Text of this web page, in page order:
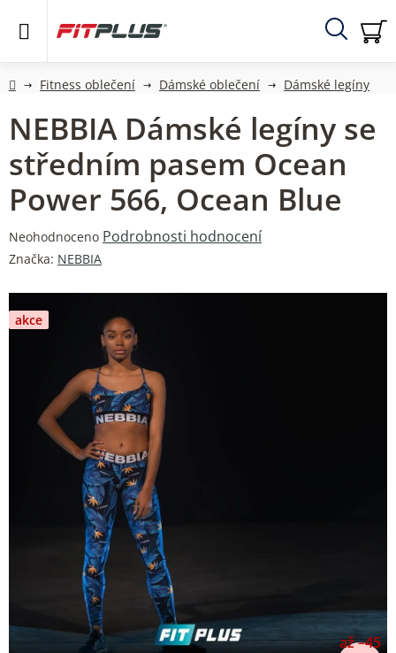
Hledat
DomůFitness oblečení Dámské oblečení Dámské legíny
NEBBIA Dámské legíny se
středním pasem Ocean
Power 566, Ocean Blue
Průměrné
hodnocení
je
0,0
z
hvězdiček.
Neohodnoceno Podrobnosti hodnocení
Značka: NEBBIA
akce
až –45